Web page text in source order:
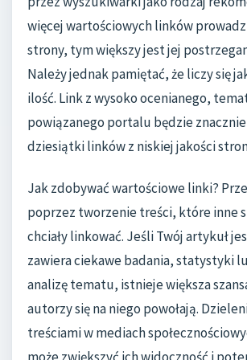
więcej wartościowych linków
strony, tym większy jest jej
Należy jednak pamiętać, że liczy się
ilość. Link z wysoko ocenianego,
powiązanego portalu będzie
dziesiątki linków z niskiej jakości
Jak zdobywać wartościowe linki?
poprzez tworzenie treści, które inne
chciały linkować. Jeśli Twój artykuł
zawiera ciekawe badania, statystyki
analizę tematu, istnieje większa
autorzy się na niego powołają.
treściami w mediach